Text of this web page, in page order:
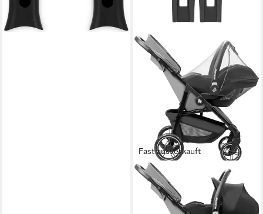
-15%
lieferbar - in 1-2 Werktagen bei dir
Fast ausverkauft
HAUCK
Kinderwagen-Adapter Shop N